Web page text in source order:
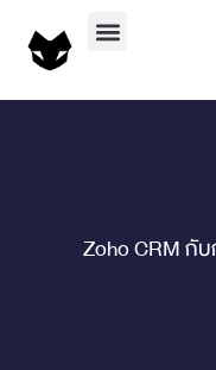
Zoho CRM กั